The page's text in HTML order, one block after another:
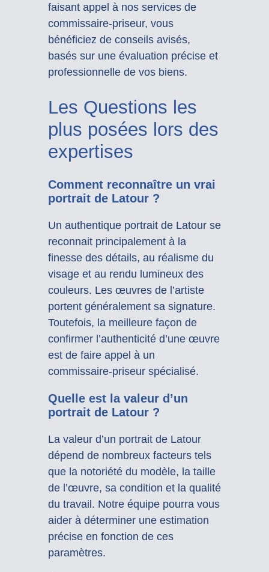
faisant appel à nos services de
commissaire-priseur, vous
bénéficiez de conseils avisés,
basés sur une évaluation précise et
professionnelle de vos biens.
Les Questions les
plus posées lors des
expertises
Comment reconnaître un vrai
portrait de Latour ?
Un authentique portrait de Latour se
reconnait principalement à la
finesse des détails, au réalisme du
visage et au rendu lumineux des
couleurs. Les œuvres de l’artiste
portent généralement sa signature.
Toutefois, la meilleure façon de
confirmer l’authenticité d’une œuvre
est de faire appel à un
commissaire-priseur spécialisé.
Quelle est la valeur d’un
portrait de Latour ?
La valeur d’un portrait de Latour
dépend de nombreux facteurs tels
que la notoriété du modèle, la taille
de l’œuvre, sa condition et la qualité
du travail. Notre équipe pourra vous
aider à déterminer une estimation
précise en fonction de ces
paramètres.